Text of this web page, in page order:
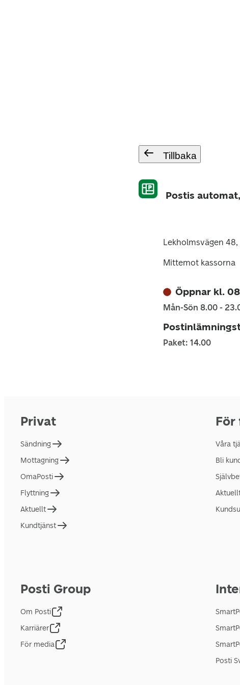
Tillbaka
Postis
Lekholmsvägen
Mittemot kassorna
Öppnar kl.
Mån-Sön 8.00 -
Paket: 14.00
Privat
Sändning
Mottagning
OmaPosti
Flyttning
Aktuellt
Kundtjänst
För
Våra
Bli
Posti Group
Om Posti
Karriärer
För media
Posti